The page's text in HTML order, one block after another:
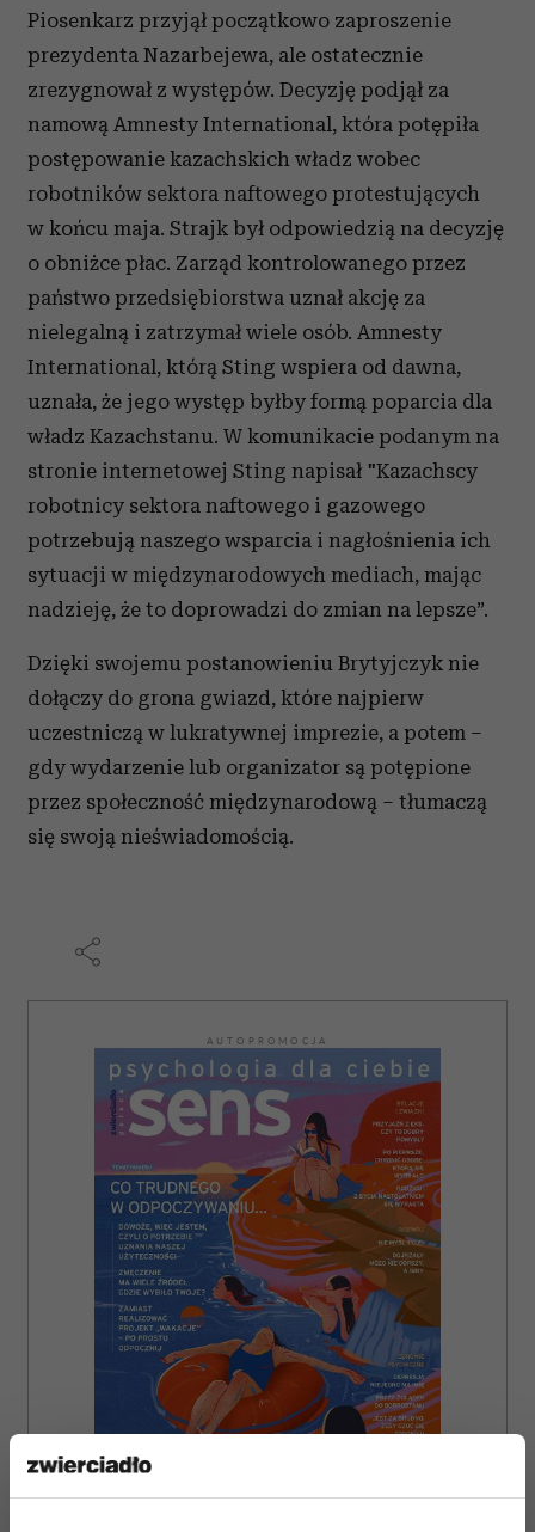
Piosenkarz przyjął początkowo zaproszenie
prezydenta Nazarbejewa, ale ostatecznie
zrezygnował z występów. Decyzję podjął za
namową Amnesty International, która potępiła
postępowanie kazachskich władz wobec
robotników sektora naftowego protestujących
w końcu maja. Strajk był odpowiedzią na decyzję
o obniżce płac. Zarząd kontrolowanego przez
państwo przedsiębiorstwa uznał akcję za
nielegalną i zatrzymał wiele osób. Amnesty
International, którą Sting wspiera od dawna,
uznała, że jego występ byłby formą poparcia dla
władz Kazachstanu. W komunikacie podanym na
stronie internetowej Sting napisał "Kazachscy
robotnicy sektora naftowego i gazowego
potrzebują naszego wsparcia i nagłośnienia ich
sytuacji w międzynarodowych mediach, mając
nadzieję, że to doprowadzi do zmian na lepsze”.
Dzięki swojemu postanowieniu Brytyjczyk nie
dołączy do grona gwiazd, które najpierw
uczestniczą w lukratywnej imprezie, a potem –
gdy wydarzenie lub organizator są potępione
przez społeczność międzynarodową – tłumaczą
się swoją nieświadomością.
AUTOPROMOCJA